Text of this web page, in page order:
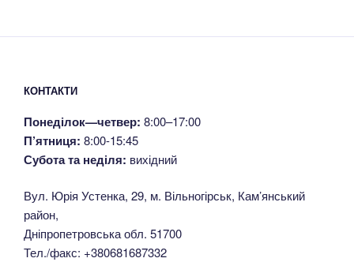
КОНТАКТИ
Понеділок—четвер: 8:00–17:00
П’ятниця: 8:00-15:45
Субота та неділя: вихідний
Вул. Юрія Устенка, 29, м. Вільногірськ, Кам’янський
район,
Дніпропетровська обл. 51700
Тел./факс: +380681687332